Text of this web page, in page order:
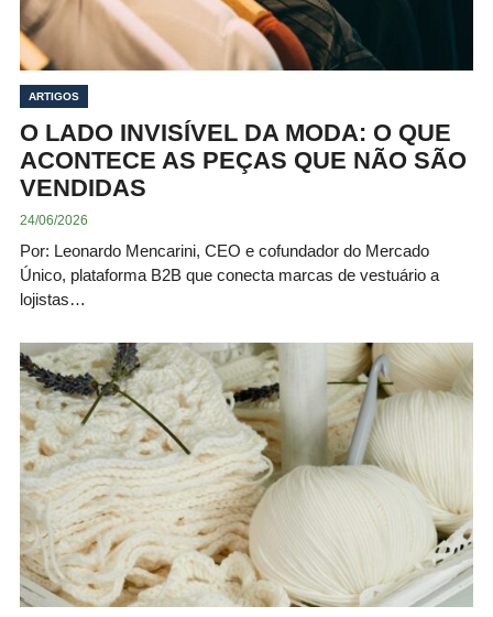
ARTIGOS
O LADO INVISÍVEL DA MODA: O QUE
ACONTECE AS PEÇAS QUE NÃO SÃO
VENDIDAS
24/06/2026
Por: Leonardo Mencarini, CEO e cofundador do Mercado
Único, plataforma B2B que conecta marcas de vestuário a
lojistas…